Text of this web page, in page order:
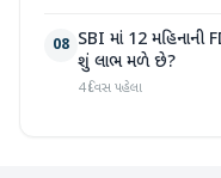
08 SBI માં 12 મહિનાની
શું લાભ મળે છે?
4 દિવસ પહેલા